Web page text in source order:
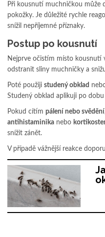
Při kousnutí muchničkou může
pokožky. Je důležité rychle
snížil nepříjemné příznaky.
Postup po kousnutí
Nejprve očistím místo kousnutí
odstranit sliny muchničky a
Poté použiji studený obklad
Studený obklad aplikuji po
Pokud cítím pálení nebo svědění
antihistaminika nebo
snížit zánět.
V případě vážnější reakce